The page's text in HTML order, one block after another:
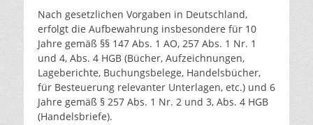
Nach gesetzlichen Vorgaben in Deutschland,
erfolgt die Aufbewahrung insbesondere für 10
Jahre gemäß §§ 147 Abs. 1 AO, 257 Abs. 1 Nr. 1
und 4, Abs. 4 HGB (Bücher, Aufzeichnungen,
Lageberichte, Buchungsbelege, Handelsbücher,
für Besteuerung relevanter Unterlagen, etc.) und 6
Jahre gemäß § 257 Abs. 1 Nr. 2 und 3, Abs. 4 HGB
(Handelsbriefe).